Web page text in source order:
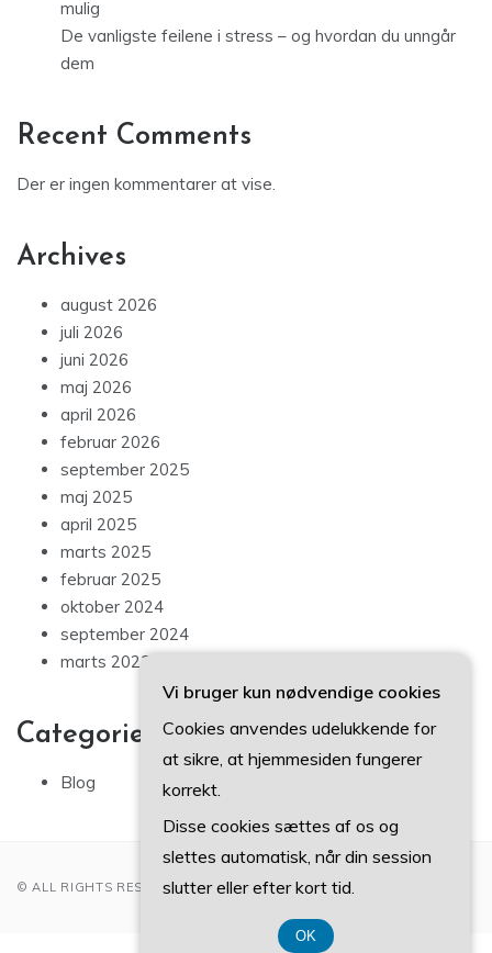
mulig
De vanligste feilene i stress – og hvordan du unngår
dem
Recent Comments
Der er ingen kommentarer at vise.
Archives
august 2026
juli 2026
juni 2026
maj 2026
april 2026
februar 2026
september 2025
maj 2025
april 2025
marts 2025
februar 2025
oktober 2024
september 2024
marts 2023
Categories
Blog
© ALL RIGHTS RESERVED 2022
Vi bruger kun nødvendige cookies
Cookies anvendes udelukkende for
at sikre, at hjemmesiden fungerer
korrekt.
Disse cookies sættes af os og
slettes automatisk, når din session
slutter eller efter kort tid.
OK